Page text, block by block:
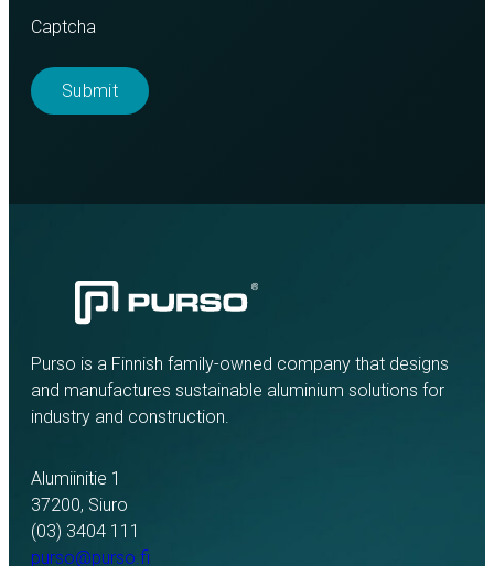
Captcha
Purso is a Finnish family-owned company that designs
and manufactures sustainable aluminium solutions for
industry and construction.
Alumiinitie 1
37200, Siuro
(03) 3404 111
purso@purso.fi